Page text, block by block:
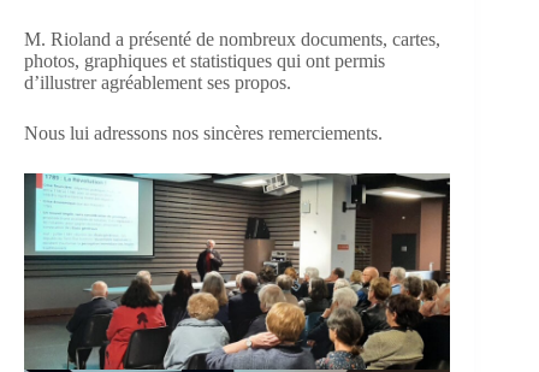
M. Rioland a présenté de nombreux documents, cartes,
photos, graphiques et statistiques qui ont permis
d’illustrer agréablement ses propos.
Nous lui adressons nos sincères remerciements.